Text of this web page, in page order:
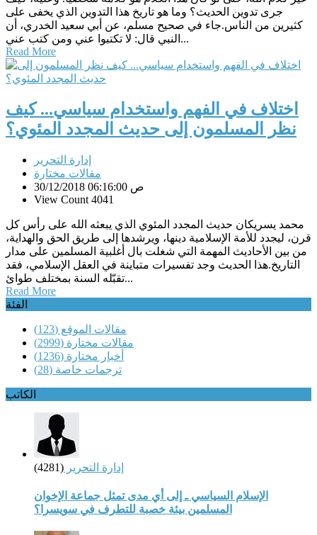
جرى تدوين الحديث؟ وما هو تاريخ هذا التدوين الذي يخفى على
كثيرين من الناس.جاء في صحيح مسلم، عن أبي سعيد الخدري، أن
النبي قال: لا تكتبوا عني ومن كتب عني...
Read More
اختلاف في الفهم واستخدام سياسي... كيف
نظر المسلمون إلى حديث المجدد المئوي؟
إدارة التحرير
مقالات مختارة
30/12/2018 06:16:00 ص
View Count 4041
محمد يسريكان حديث المجدد المئوي الذي يبعثه الله على رأس كل
قرن، ليجدد للأمة الإسلامية دينها، ويرشدها إلى طريق الحق والهداية،
من بين الأحاديث المهمة التي شغلت بال أغلبية المسلمين على مدار
التاريخ.هذا الحديث وجد تفسيرات متباينة في العقل الإسلامي، فقد
تقبّله السنة بمختلف طوائ...
Read More
الفئة
مقالات الموقع (123)
مقالات مختارة (2999)
أخبار مختارة (1236)
ترجمات خاصة (28)
الكاتب
إدارة التحرير (4281)
الإسلام السياسي ـ إلى أي مدى تمثل جماعة الإخوان
المسلمين بيئة خصبة للتطرف في سويسرا؟